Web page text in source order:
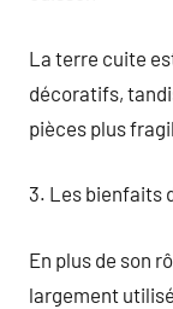
La terre cuite
décoratifs,
pièces plus
3. Les bienfaits
En plus de son
largement